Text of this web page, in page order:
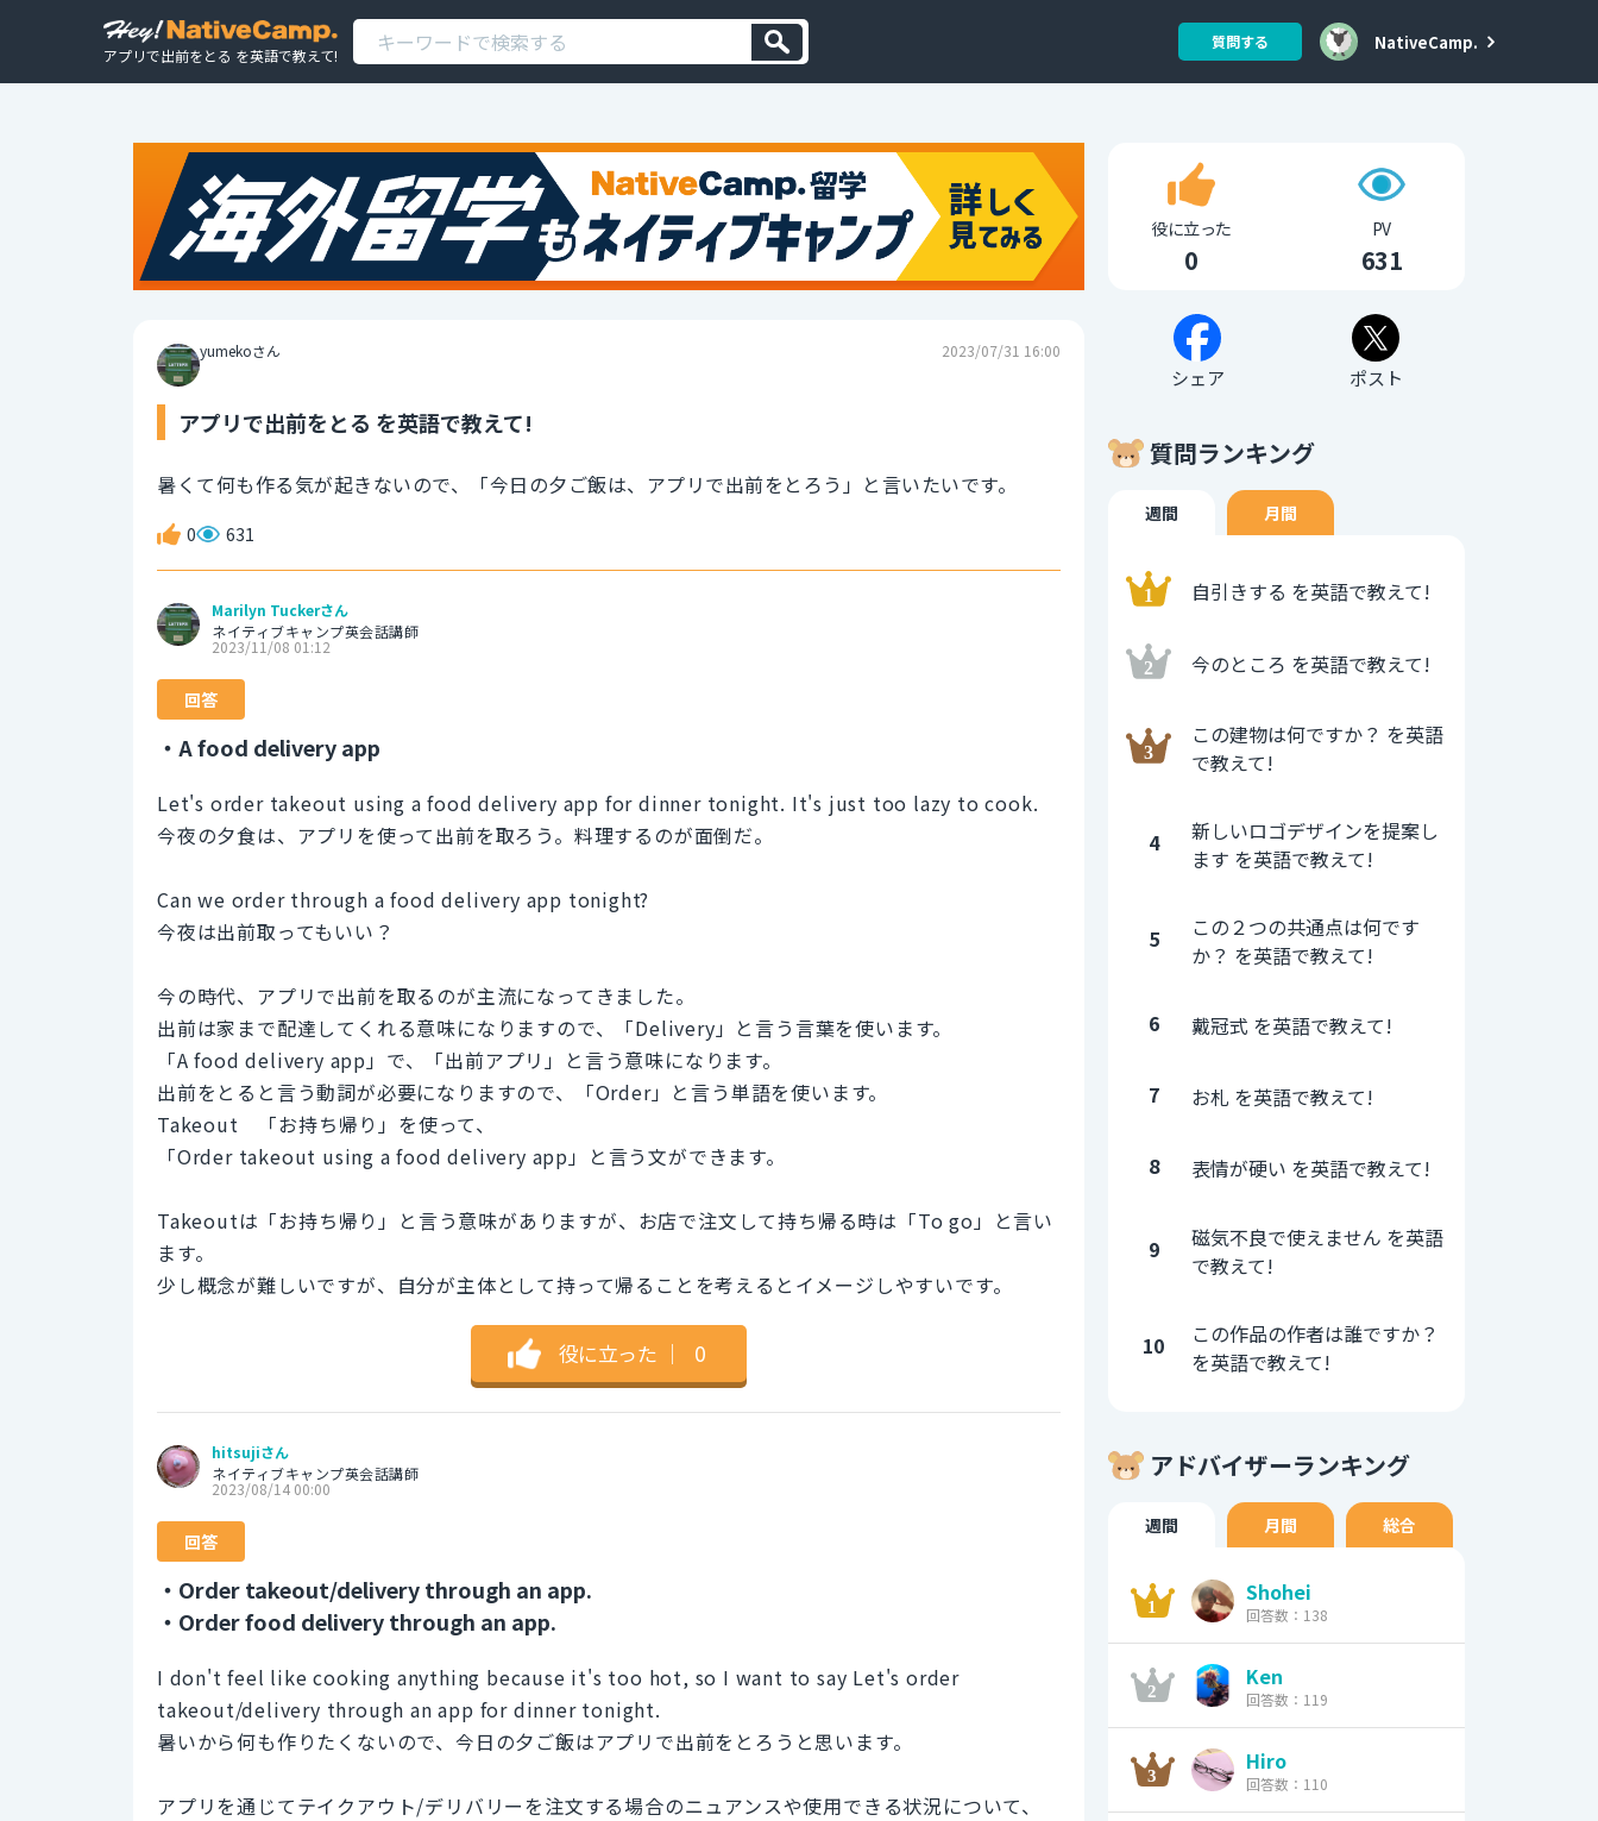
アプリで出前をとる を英語で教えて!
質問する NativeCamp.
yumekoさん 2023/07/31 16:00
アプリで出前をとる を英語で教えて!
暑くて何も作る気が起きないので、「今日の夕ご飯は、アプリで出前をとろう」と言いたいです。
0 631
Marilyn Tuckerさん
ネイティブキャンプ英会話講師
2023/11/08 01:12
回答
・A food delivery app
Let's order takeout using a food delivery app for dinner tonight. It's just too lazy to cook.
今夜の夕食は、アプリを使って出前を取ろう。料理するのが面倒だ。
Can we order through a food delivery app tonight?
今夜は出前取ってもいい？
今の時代、アプリで出前を取るのが主流になってきました。
出前は家まで配達してくれる意味になりますので、「Delivery」と言う言葉を使います。
「A food delivery app」で、「出前アプリ」と言う意味になります。
出前をとると言う動詞が必要になりますので、「Order」と言う単語を使います。
Takeout 「お持ち帰り」を使って、
「Order takeout using a food delivery app」と言う文ができます。
Takeoutは「お持ち帰り」と言う意味がありますが、お店で注文して持ち帰る時は「To go」と言い
ます。
少し概念が難しいですが、自分が主体として持って帰ることを考えるとイメージしやすいです。
役に立った ｜ 0
hitsujiさん
ネイティブキャンプ英会話講師
2023/08/14 00:00
回答
・Order takeout/delivery through an app.
・Order food delivery through an app.
I don't feel like cooking anything because it's too hot, so I want to say Let's order
takeout/delivery through an app for dinner tonight.
暑いから何も作りたくないので、今日の夕ご飯はアプリで出前をとろうと思います。
アプリを通じてテイクアウト/デリバリーを注文する場合のニュアンスや使用できる状況について、
役に立った
0
PV
631
シェア ポスト
質問ランキング
週間 月間
自引きする を英語で教えて!
今のところ を英語で教えて!
この建物は何ですか？ を英語
で教えて!
4
新しいロゴデザインを提案し
ます を英語で教えて!
5
この２つの共通点は何です
か？ を英語で教えて!
6 戴冠式 を英語で教えて!
7 お札 を英語で教えて!
8 表情が硬い を英語で教えて!
9
磁気不良で使えません を英語
で教えて!
10
この作品の作者は誰ですか？
を英語で教えて!
アドバイザーランキング
週間 月間 総合
Shohei
回答数：138
Ken
回答数：119
Hiro
回答数：110